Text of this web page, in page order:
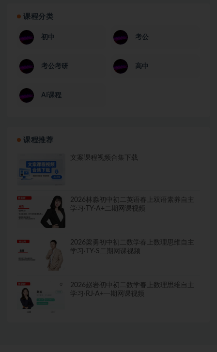
课程分类
初中 考公
考公考研 高中
AI课程
课程推荐
文案课程视频合集下载
2026林淼初中初二英语春上双语素养自主
学习·TY·A+二期网课视频
2026梁勇初中初二数学春上数理思维自主
学习·TY·S二期网课视频
2026赵岩初中初二数学春上数理思维自主
学习·RJ·A+一期网课视频